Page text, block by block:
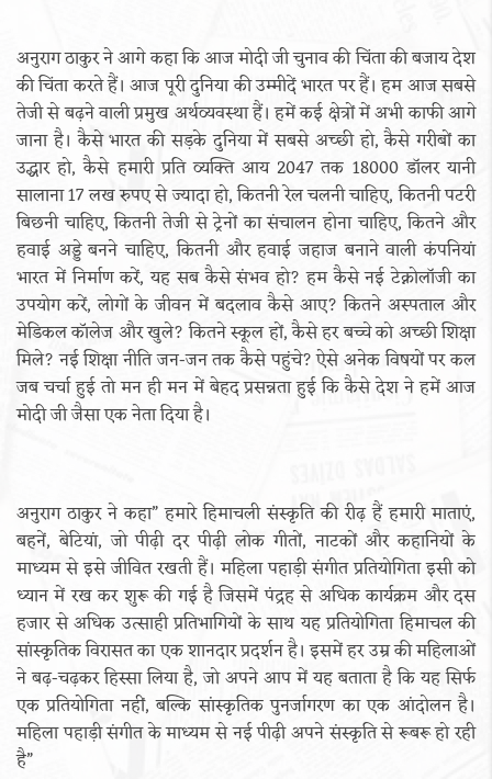
अनुराग ठाकुर ने आगे कहा कि आज मोदी जी चुनाव की चिंता की बजाय देश
की चिंता करते हैं। आज पूरी दुनिया की उम्मीदें भारत पर हैं। हम आज सबसे
तेजी से बढ़ने वाली प्रमुख अर्थव्यवस्था हैं। हमें कई क्षेत्रों में अभी काफी आगे
जाना है। कैसे भारत की सड़के दुनिया में सबसे अच्छी हो, कैसे गरीबों का
उद्धार हो, कैसे हमारी प्रति व्यक्ति आय 2047 तक 18000 डॉलर यानी
सालाना 17 लख रुपए से ज्यादा हो, कितनी रेल चलनी चाहिए, कितनी पटरी
बिछनी चाहिए, कितनी तेजी से ट्रेनों का संचालन होना चाहिए, कितने और
हवाई अड्डे बनने चाहिए, कितनी और हवाई जहाज बनाने वाली कंपनियां
भारत में निर्माण करें, यह सब कैसे संभव हो? हम कैसे नई टेक्नोलॉजी का
उपयोग करें, लोगों के जीवन में बदलाव कैसे आए? कितने अस्पताल और
मेडिकल कॉलेज और खुले? कितने स्कूल हों, कैसे हर बच्चे को अच्छी शिक्षा
मिले? नई शिक्षा नीति जन-जन तक कैसे पहुंचे? ऐसे अनेक विषयों पर कल
जब चर्चा हुई तो मन ही मन में बेहद प्रसन्नता हुई कि कैसे देश ने हमें आज
मोदी जी जैसा एक नेता दिया है।
अनुराग ठाकुर ने कहा” हमारे हिमाचली संस्कृति की रीढ़ हैं हमारी माताएं,
बहनें, बेटियां, जो पीढ़ी दर पीढ़ी लोक गीतों, नाटकों और कहानियों के
माध्यम से इसे जीवित रखती हैं। महिला पहाड़ी संगीत प्रतियोगिता इसी को
ध्यान में रख कर शुरू की गई है जिसमें पंद्रह से अधिक कार्यक्रम और दस
हजार से अधिक उत्साही प्रतिभागियों के साथ यह प्रतियोगिता हिमाचल की
सांस्कृतिक विरासत का एक शानदार प्रदर्शन है। इसमें हर उम्र की महिलाओं
ने बढ़-चढ़कर हिस्सा लिया है, जो अपने आप में यह बताता है कि यह सिर्फ
एक प्रतियोगिता नहीं, बल्कि सांस्कृतिक पुनर्जागरण का एक आंदोलन है।
महिला पहाड़ी संगीत के माध्यम से नई पीढ़ी अपने संस्कृति से रूबरू हो रही
है”